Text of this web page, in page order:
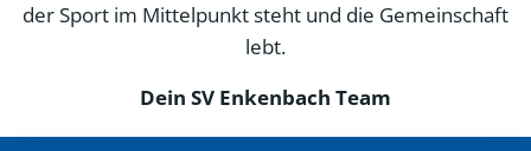
der Sport im Mittelpunkt steht und die Gemeinschaft
lebt.
Dein SV Enkenbach Team